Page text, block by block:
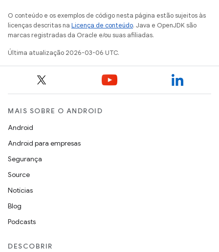
O conteúdo e os exemplos de código nesta página estão sujeitos às
licenças descritas na Licença de conteúdo. Java e OpenJDK são
marcas registradas da Oracle e/ou suas afiliadas.
Última atualização 2026-03-06 UTC.
MAIS SOBRE O ANDROID
Android
Android para empresas
Segurança
Source
Notícias
Blog
Podcasts
DESCOBRIR